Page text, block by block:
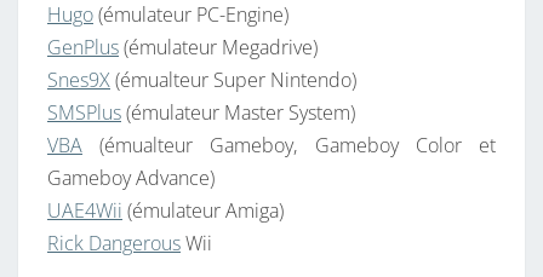
Hugo(émulateur PC-Engine)
GenPlus(émulateur Megadrive)
Snes9X(émualteur Super Nintendo)
SMSPlus(émulateur Master System)
VBA (émualteur Gameboy, Gameboy Color et
Gameboy Advance)
UAE4Wii (émulateur Amiga)
Rick DangerousWii